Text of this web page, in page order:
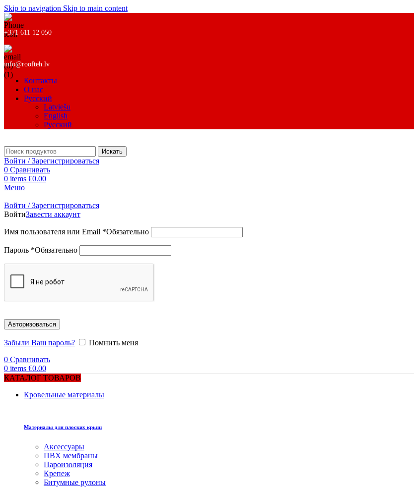
Skip to navigation Skip to main content
+371 611 12 050
info@roofteh.lv
Контакты
О нас
Русский
Latviešu
English
Русский
Искать
Войти / Зарегистрироваться
0 Сравнивать
0 items €0.00
Меню
Войти / Зарегистрироваться
ВойтиЗавести аккаунт
Имя пользователя или Email *Обязательно
Пароль *Обязательно
Авторизоваться
Забыли Ваш пароль?
Помнить меня
0 Сравнивать
0 items €0.00
КАТАЛОГ ТОВАРОВ
Кровельные материалы
Материалы для плоских крыш
Аксессуары
ПВХ мембраны
Пароизоляция
Крепеж
Битумные рулоны